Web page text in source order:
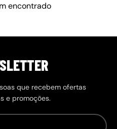
encontrado
que recebem ofertas
e promoções.